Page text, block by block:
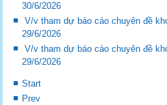
30/6/2026
V/v tham dự báo cáo chuyên đề
29/6/2026
V/v tham dự báo cáo chuyên đề
29/6/2026
Start
Prev